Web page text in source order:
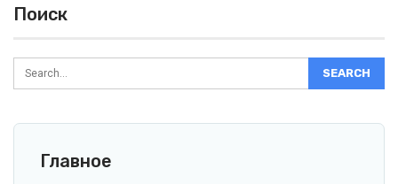
Поиск
Главное